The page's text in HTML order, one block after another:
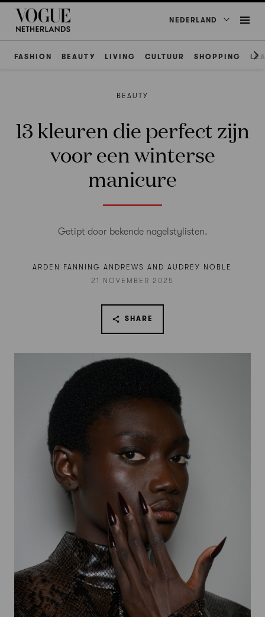
NEDERLAND
FASHION BEAUTY LIVING CULTUUR SHOPPING
BEAUTY
13 kleuren die perfect zijn
voor een winterse
manicure
Getipt door bekende nagelstylisten.
ARDEN FANNING ANDREWS AND AUDREY NOBLE
21 NOVEMBER 2025
SHARE